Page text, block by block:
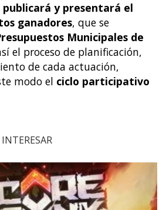
publicará y presentará el
ganadores, que se
Municipales de
el proceso de planificación,
de cada actuación,
modo el ciclo participativo